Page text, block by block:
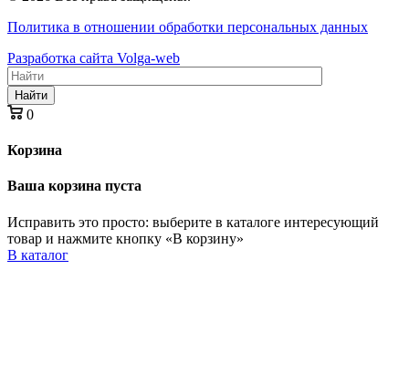
Политика в отношении обработки персональных данных
Разработка сайта Volga-web
Найти
0
Корзина
Ваша корзина пуста
Исправить это просто: выберите в каталоге интересующий
товар и нажмите кнопку «В корзину»
В каталог